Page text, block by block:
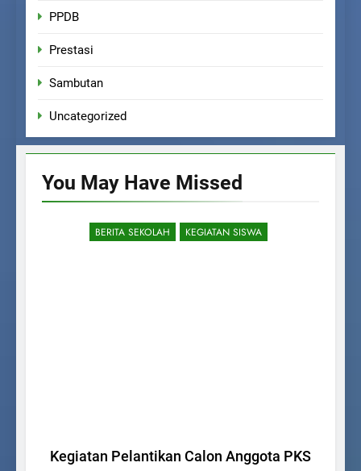
PPDB
Prestasi
Sambutan
Uncategorized
You May Have Missed
BERITA SEKOLAH KEGIATAN SISWA
Kegiatan Pelantikan Calon Anggota PKS